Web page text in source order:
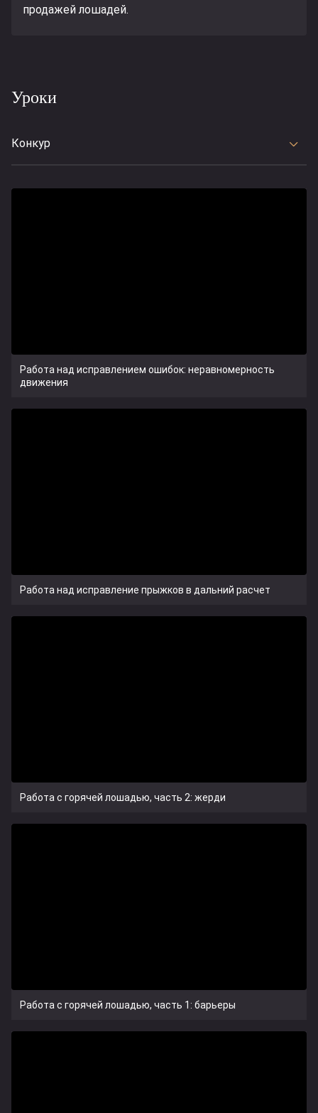
продажей лошадей.
Уроки
Конкур
Работа над исправлением ошибок: неравномерность
движения
Работа над исправление прыжков в дальний расчет
Работа с горячей лошадью, часть 2: жерди
Работа с горячей лошадью, часть 1: барьеры